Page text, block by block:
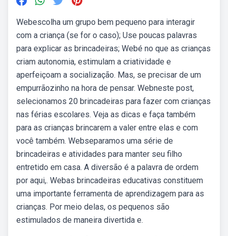
Webescolha um grupo bem pequeno para interagir
com a criança (se for o caso); Use poucas palavras
para explicar as brincadeiras; Webé no que as crianças
criam autonomia, estimulam a criatividade e
aperfeiçoam a socialização. Mas, se precisar de um
empurrãozinho na hora de pensar. Webneste post,
selecionamos 20 brincadeiras para fazer com crianças
nas férias escolares. Veja as dicas e faça também
para as crianças brincarem a valer entre elas e com
você também. Webseparamos uma série de
brincadeiras e atividades para manter seu filho
entretido em casa. A diversão é a palavra de ordem
por aqui,. Webas brincadeiras educativas constituem
uma importante ferramenta de aprendizagem para as
crianças. Por meio delas, os pequenos são
estimulados de maneira divertida e.